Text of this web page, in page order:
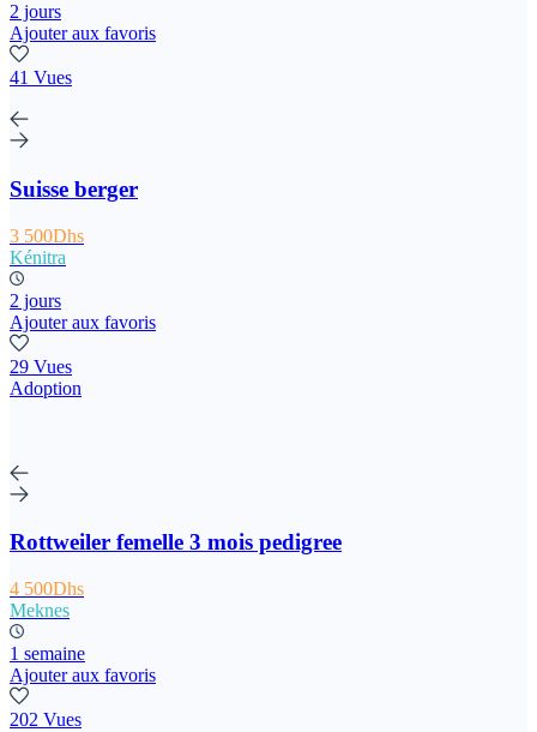
2 jours
Ajouter aux favoris
41 Vues
Suisse berger
3 500Dhs
Kénitra
2 jours
Ajouter aux favoris
29 Vues
Adoption
Rottweiler femelle 3 mois pedigree
4 500Dhs
Meknes
1 semaine
Ajouter aux favoris
202 Vues